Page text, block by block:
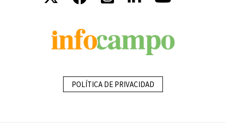
POLÍTICA DE PRIVACIDAD